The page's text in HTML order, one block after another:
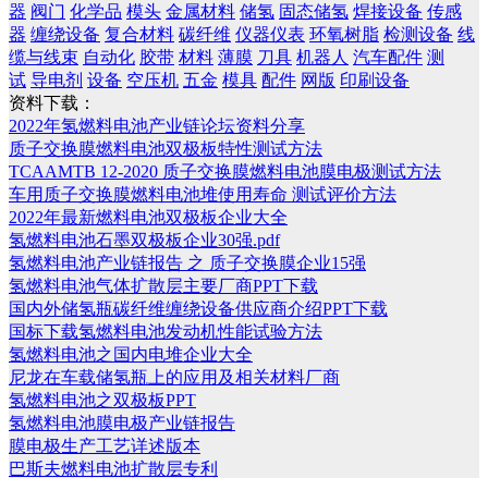
器 阀门 化学品 模头 金属材料 储氢 固态储氢 焊接设备 传感
器 缠绕设备 复合材料 碳纤维 仪器仪表 环氧树脂 检测设备 线
缆与线束 自动化 胶带 材料 薄膜 刀具 机器人 汽车配件 测
试 导电剂 设备 空压机 五金 模具 配件 网版 印刷设备
资料下载：
2022年氢燃料电池产业链论坛资料分享
质子交换膜燃料电池双极板特性测试方法
TCAAMTB 12-2020 质子交换膜燃料电池膜电极测试方法
车用质子交换膜燃料电池堆使用寿命 测试评价方法
2022年最新燃料电池双极板企业大全
氢燃料电池石墨双极板企业30强.pdf
氢燃料电池产业链报告 之 质子交换膜企业15强
氢燃料电池气体扩散层主要厂商PPT下载
国内外储氢瓶碳纤维缠绕设备供应商介绍PPT下载
国标下载氢燃料电池发动机性能试验方法
氢燃料电池之国内电堆企业大全
尼龙在车载储氢瓶上的应用及相关材料厂商
氢燃料电池之双极板PPT
氢燃料电池膜电极产业链报告
膜电极生产工艺详述版本
巴斯夫燃料电池扩散层专利